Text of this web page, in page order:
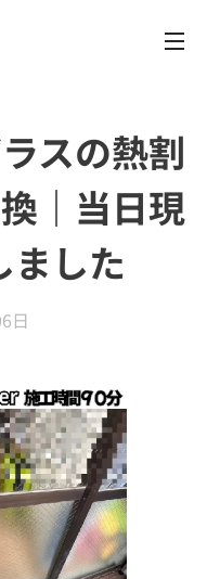
スの熱割
｜当日現
した✨
日